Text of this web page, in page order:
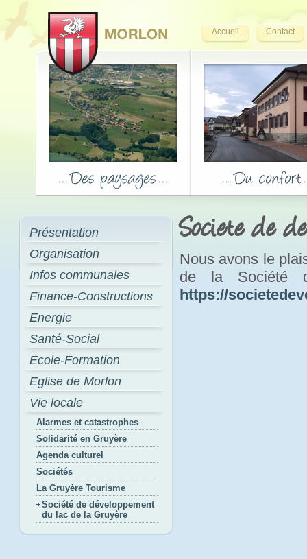
Accueil Contact
Présentation
Organisation
Infos communales
Finance-Constructions
Energie
Santé-Social
Ecole-Formation
Eglise de Morlon
Vie locale
Alarmes et catastrophes
Solidarité en Gruyère
Agenda culturel
Sociétés
La Gruyère Tourisme
Société de développement
du lac de la Gruyère
Societe de
Nous avons le
de la Société
https://